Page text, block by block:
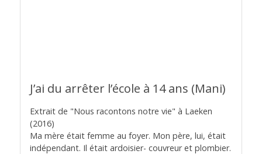
J’ai du arrêter l’école à 14 ans (Mani)
Extrait de "Nous racontons notre vie" à Laeken
(2016)
Ma mère était femme au foyer. Mon père, lui, était
indépendant. Il était ardoisier- couvreur et plombier.